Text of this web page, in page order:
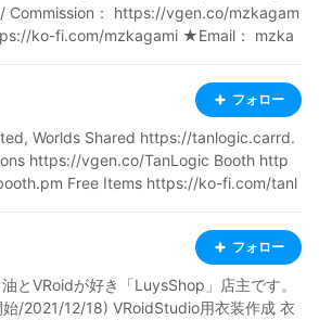
Commission： https://vgen.co/mzkagam
ko-fi.com/mzkagami ★Email： mzka
Email, as I don't log in to other apps frequ
to worry about the wording)
フォロー
Worlds Shared https://tanlogic.carrd.
https://vgen.co/TanLogic Booth http
Free Items https://ko-fi.com/tanl
フォロー
とVRoidが好き「LuysShop」店主です。
/2021/12/18) VRoidStudio用衣装作成 衣